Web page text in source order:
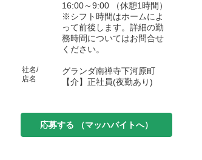
16:00～9:00 （休憩1時間）
※シフト時間はホームによ
って前後します。詳細の勤
務時間についてはお問合せ
ください。
社名/
店名
グランダ南禅寺下河原町
【介】正社員(夜勤あり)
応募する （マッハバイトへ）